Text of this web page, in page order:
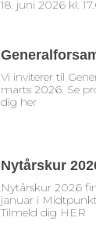
18. juni 2026 kl.
Vi inviterer til
marts 2026. Se
dig her
Nytårskur
Nytårskur 2026
januar i
Tilmeld dig HER